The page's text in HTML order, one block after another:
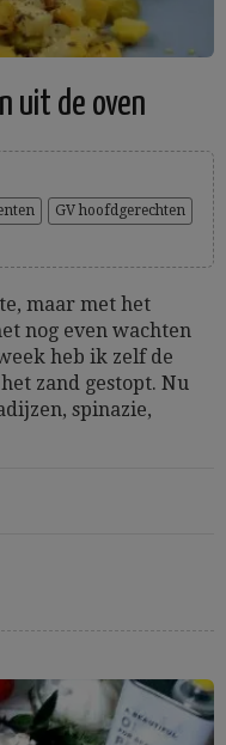
uit de oven
GV hoofdgerechten
maar met het
nog even wachten
heb ik zelf de
zand gestopt. Nu
spinazie,